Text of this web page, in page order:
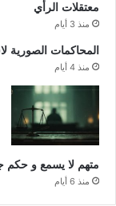
معتقلات الرأي
منذ 3 أيام
المحاكمات الصورية
منذ 4 أيام
متهم لا يسمع و حكم
منذ 6 أيام